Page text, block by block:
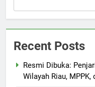
Recent Posts
Resmi Dibuka:
Wilayah Riau,